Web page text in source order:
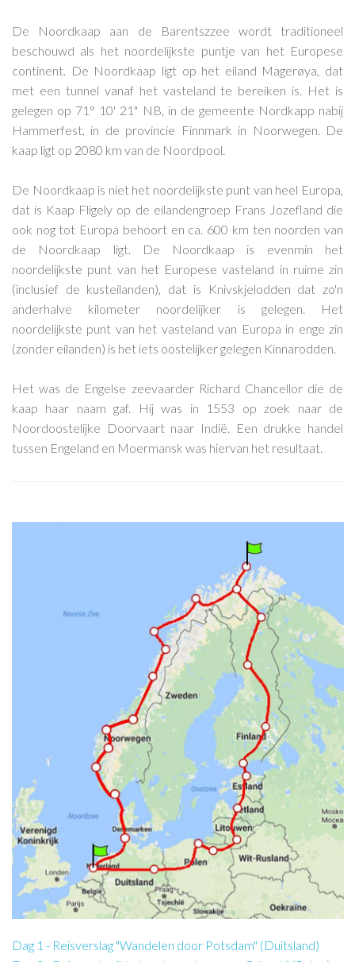
De Noordkaap aan de Barentszzee wordt traditioneel
beschouwd als het noordelijkste puntje van het Europese
continent. De Noordkaap ligt op het eiland Magerøya, dat
met een tunnel vanaf het vasteland te bereiken is. Het is
gelegen op 71° 10' 21" NB, in de gemeente Nordkapp nabij
Hammerfest, in de provincie Finnmark in Noorwegen. De
kaap ligt op 2080 km van de Noordpool.
De Noordkaap is niet het noordelijkste punt van heel Europa,
dat is Kaap Fligely op de eilandengroep Frans Jozefland die
ook nog tot Europa behoort en ca. 600 km ten noorden van
de Noordkaap ligt. De Noordkaap is evenmin het
noordelijkste punt van het Europese vasteland in ruime zin
(inclusief de kusteilanden), dat is Knivskjelodden dat zo'n
anderhalve kilometer noordelijker is gelegen. Het
noordelijkste punt van het vasteland van Europa in enge zin
(zonder eilanden) is het iets oostelijker gelegen Kinnarodden.
Het was de Engelse zeevaarder Richard Chancellor die de
kaap haar naam gaf. Hij was in 1553 op zoek naar de
Noordoostelijke Doorvaart naar Indië. Een drukke handel
tussen Engeland en Moermansk was hiervan het resultaat.
Dag 1 - Reisverslag "Wandelen door Potsdam" (Duitsland)